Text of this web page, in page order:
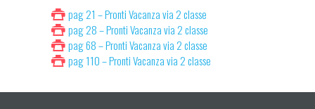
pag 21 – Pronti Vacanza via 2 classe
pag 28 – Pronti Vacanza via 2 classe
pag 68 – Pronti Vacanza via 2 classe
pag 110 – Pronti Vacanza via 2 classe